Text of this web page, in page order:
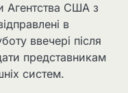
Агентства США з
в
ввечері після
представникам
систем.